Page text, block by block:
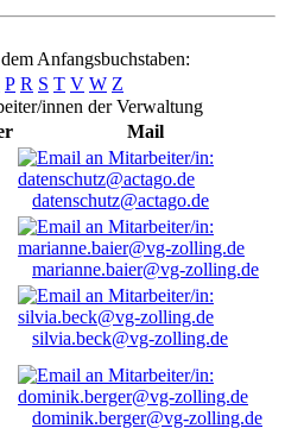
Anfangsbuchstaben:
P R S T V W Z
innen der Verwaltung
Mail
datenschutz@actago.de
marianne.baier@vg-zolling.de
silvia.beck@vg-zolling.de
dominik.berger@vg-zolling.de